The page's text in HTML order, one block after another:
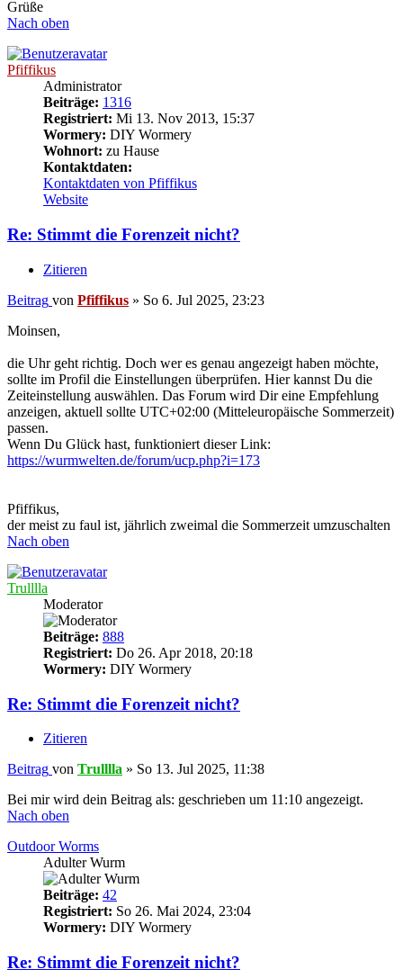
Grüße
Nach oben
Pfiffikus
Administrator
Beiträge: 1316
Registriert: Mi 13. Nov 2013, 15:37
Wormery: DIY Wormery
Wohnort: zu Hause
Kontaktdaten:
Kontaktdaten von Pfiffikus
Website
Re: Stimmt die Forenzeit nicht?
Zitieren
Beitrag von Pfiffikus » So 6. Jul 2025, 23:23
Moinsen,
die Uhr geht richtig. Doch wer es genau angezeigt haben möchte,
sollte im Profil die Einstellungen überprüfen. Hier kannst Du die
Zeiteinstellung auswählen. Das Forum wird Dir eine Empfehlung
anzeigen, aktuell sollte UTC+02:00 (Mitteleuropäische Sommerzeit)
passen.
Wenn Du Glück hast, funktioniert dieser Link:
https://wurmwelten.de/forum/ucp.php?i=173
Pfiffikus,
der meist zu faul ist, jährlich zweimal die Sommerzeit umzuschalten
Nach oben
Trulllla
Moderator
Beiträge: 888
Registriert: Do 26. Apr 2018, 20:18
Wormery: DIY Wormery
Re: Stimmt die Forenzeit nicht?
Zitieren
Beitrag von Trulllla » So 13. Jul 2025, 11:38
Bei mir wird dein Beitrag als: geschrieben um 11:10 angezeigt.
Nach oben
Outdoor Worms
Adulter Wurm
Beiträge: 42
Registriert: So 26. Mai 2024, 23:04
Wormery: DIY Wormery
Re: Stimmt die Forenzeit nicht?